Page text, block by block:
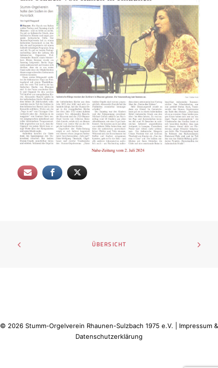
ÜBERSICHT
© 2026 Stumm-Orgelverein Rhaunen-Sulzbach 1975 e.V. | Impressum &
Datenschutzerklärung